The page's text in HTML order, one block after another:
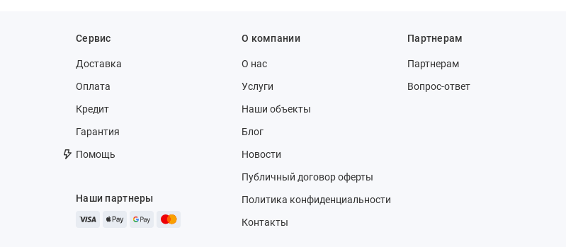
Сервис
Доставка
Оплата
Кредит
Гарантия
Помощь
Наши партнеры
О компании
О нас
Услуги
Наши объекты
Блог
Новости
Публичный договор оферты
Политика конфиденциальности
Контакты
Партнерам
Партнерам
Вопрос-ответ